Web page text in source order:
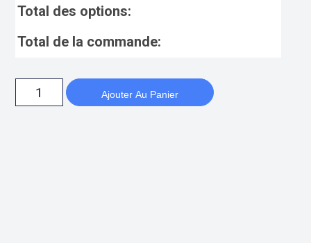
Total des options:
Total de la commande:
Ajouter Au Panier